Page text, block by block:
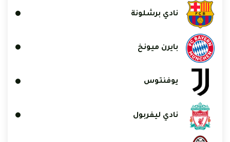
نادي برشلونة
بايرن ميونخ
يوفنتوس
نادي ليفربول